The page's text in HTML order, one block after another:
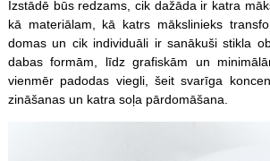
Izstādē būs redzams, cik dažāda ir katra
kā materiālam, kā katrs mākslinieks
domas un cik individuāli ir sanākuši stikla
dabas formām, līdz grafiskām un
vienmēr padodas viegli, šeit svarīga
zināšanas un katra soļa pārdomāšana.